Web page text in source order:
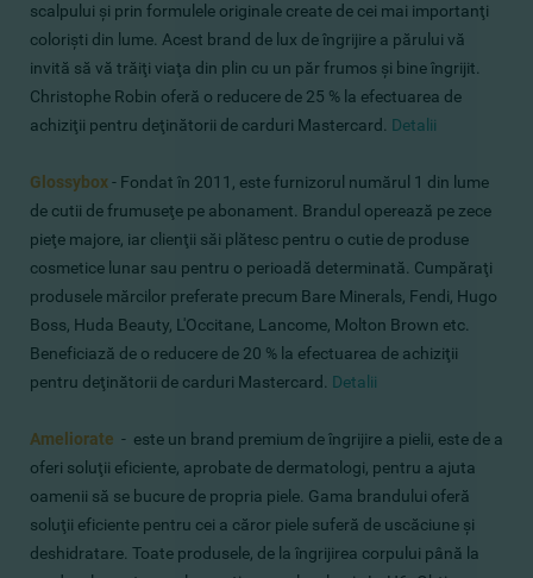
scalpului şi prin formulele originale create de cei mai importanţi
colorişti din lume. Acest brand de lux de îngrijire a părului vă
invită să vă trăiţi viaţa din plin cu un păr frumos şi bine îngrijit.
Christophe Robin oferă o reducere de 25 % la efectuarea de
achiziţii pentru deţinătorii de carduri Mastercard. Detalii
Glossybox- Fondat în 2011, este furnizorul numărul 1 din lume
de cutii de frumuseţe pe abonament. Brandul operează pe zece
pieţe majore, iar clienţii săi plătesc pentru o cutie de produse
cosmetice lunar sau pentru o perioadă determinată. Cumpăraţi
produsele mărcilor preferate precum Bare Minerals, Fendi, Hugo
Boss, Huda Beauty, L'Occitane, Lancome, Molton Brown etc.
Beneficiază de o reducere de 20 % la efectuarea de achiziţii
pentru deţinătorii de carduri Mastercard. Detalii
Ameliorate - este un brand premium de îngrijire a pielii, este de a
oferi soluţii eficiente, aprobate de dermatologi, pentru a ajuta
oamenii să se bucure de propria piele. Gama brandului oferă
soluţii eficiente pentru cei a căror piele suferă de uscăciune şi
deshidratare. Toate produsele, de la îngrijirea corpului până la